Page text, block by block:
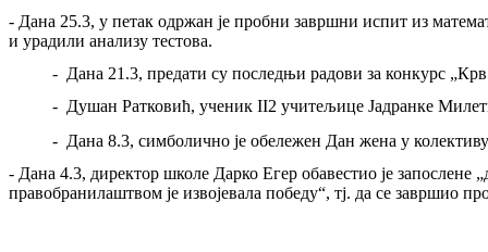
- Дана 25.3, у петак одржан је пробни завршни испит из
и урадили анализу тестова.
- Дана 21.3, предати су последњи радови за конкурс
- Душан Ратковић, ученик II2 учитељице Јадранке
- Дана 8.3, симболично је обележен Дан жена у
- Дана 4.3, директор школе Дарко Егер обавестио је
правобранилаштвом је извојевала победу“, тј. да се завршио